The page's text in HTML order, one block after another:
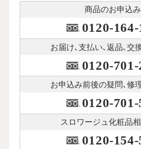
商品のお申込み
0120-164-
お届け､支払い､ 返品､交
0120-701-
お申込み前後の疑問､修
0120-701-
スロワージュ化粧品
0120-154-